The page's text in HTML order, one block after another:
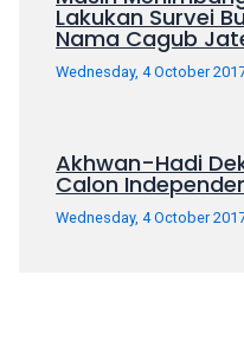
Lakukan Survei
Nama Cagub
Wednesday, 4 October
Akhwan-Hadi
Calon
Wednesday, 4 October